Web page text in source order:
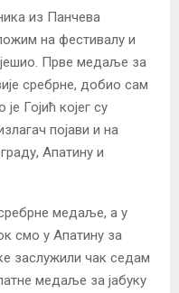
из Панчева
на фестивалу и
Прве медаље за
сребрне, добио сам
Гојић којег су
појави и на
Апатину и
медаље, а у
смо у Апатину за
заслужили чак седам
медаље за јабуку